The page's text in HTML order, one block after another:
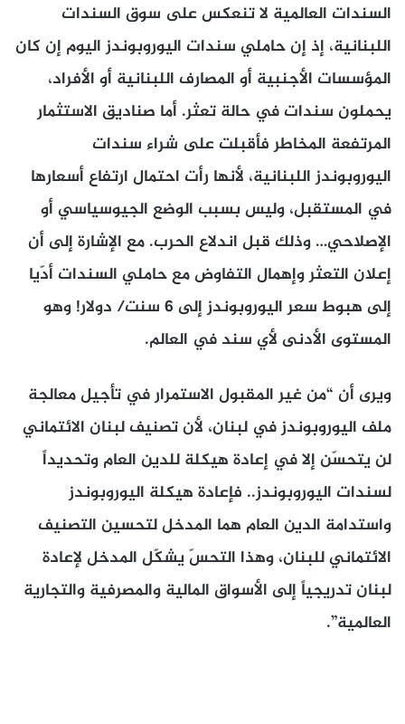
السندات العالمية لا تنعكس على سوق السندات
اللبنانية، إذ إن حاملي سندات اليوروبوندز اليوم إن كان
المؤسسات الأجنبية أو المصارف اللبنانية أو الأفراد،
يحملون سندات في حالة تعثر. أما صناديق الاستثمار
المرتفعة المخاطر فأقبلت على شراء سندات
اليوروبوندز اللبنانية، لأنها رأت احتمال ارتفاع أسعارها
في المستقبل، وليس بسبب الوضع الجيوسياسي أو
الإصلاحي… وذلك قبل اندلاع الحرب. مع الإشارة إلى أن
إعلان التعثر وإهمال التفاوض مع حاملي السندات أدّيا
إلى هبوط سعر اليوروبوندز إلى 6 سنت/ دولار! وهو
المستوى الأدنى لأي سند في العالم.
ويرى أن “من غير المقبول الاستمرار في تأجيل معالجة
ملف اليوروبوندز في لبنان، لأن تصنيف لبنان الائتماني
لن يتحسّن إلا في إعادة هيكلة للدين العام وتحديداً
لسندات اليوروبوندز.. فإعادة هيكلة اليوروبوندز
واستدامة الدين العام هما المدخل لتحسين التصنيف
الائتماني للبنان، وهذا التحسّ يشكّل المدخل لإعادة
لبنان تدريجياً إلى الأسواق المالية والمصرفية والتجارية
العالمية”.